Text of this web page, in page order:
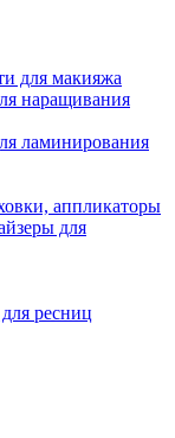
для макияжа
наращивания
ламинирования
аппликаторы
для
ресниц